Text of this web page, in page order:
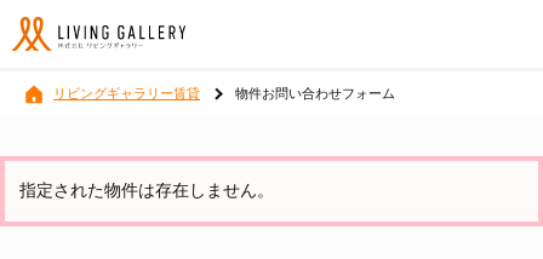
リビングギャラリー賃貸 物件お問い合わせフォーム
指定された物件は存在しません。